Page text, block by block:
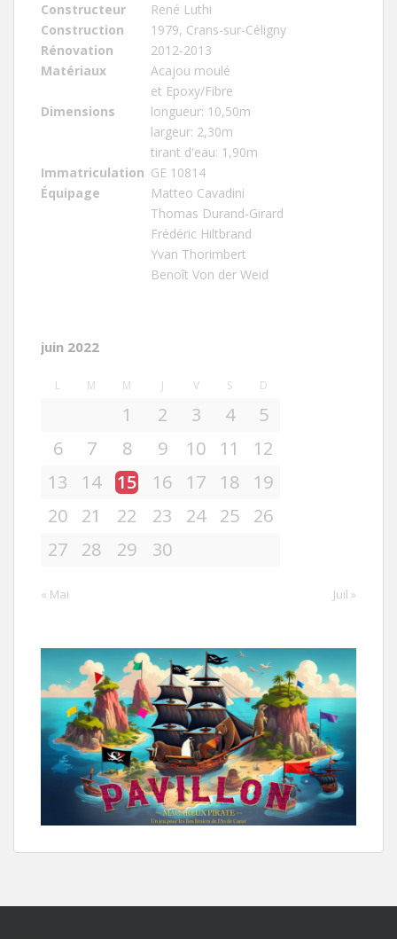
Constructeur
René Luthi
Construction
1979, Crans-sur-Céligny
Rénovation
2012-2013
Matériaux
Acajou moulé
et Epoxy/Fibre
Dimensions
longueur: 10,50m
largeur: 2,30m
tirant d'eau: 1,90m
Immatriculation GE 10814
Équipage
Matteo Cavadini
Thomas Durand-Girard
Frédéric Hiltbrand
Yvan Thorimbert
Benoît Von der Weid
juin 2022
L M M J V S D
1 2 3 4
5
6
7 8 9 10 11
12
13
14 15 16 17 18
19
20
21 22 23 24 25
26
27
28 29 30
« Mai Juil »